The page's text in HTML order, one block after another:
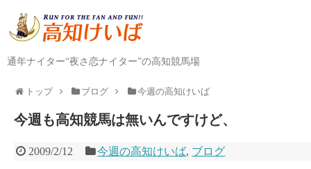
通年ナイター“夜さ恋ナイター”の高知競馬場
トップ ブログ 今週の高知けいば
今週も高知競馬は無いんですけど、
2009/2/12 今週の高知けいば, ブログ